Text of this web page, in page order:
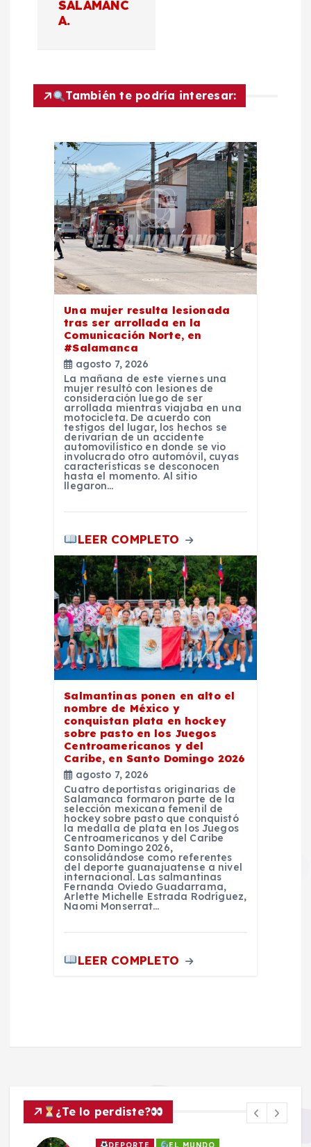
n
SALAMANC
A.
También te podría interesar:
Una mujer resulta lesionada
tras ser arrollada en la
Comunicación Norte, en
#Salamanca
agosto 7, 2026
La mañana de este viernes una
mujer resultó con lesiones de
consideración luego de ser
arrollada mientras viajaba en una
motocicleta. De acuerdo con
testigos del lugar, los hechos se
derivarían de un accidente
automovilístico en donde se vio
involucrado otro automóvil, cuyas
características se desconocen
hasta el momento. Al sitio
llegaron…
LEER COMPLETO
Salmantinas ponen en alto el
nombre de México y
conquistan plata en hockey
sobre pasto en los Juegos
Centroamericanos y del
Caribe, en Santo Domingo 2026
agosto 7, 2026
Cuatro deportistas originarias de
Salamanca formaron parte de la
selección mexicana femenil de
hockey sobre pasto que conquistó
la medalla de plata en los Juegos
Centroamericanos y del Caribe
Santo Domingo 2026,
consolidándose como referentes
del deporte guanajuatense a nivel
internacional. Las salmantinas
Fernanda Oviedo Guadarrama,
Arlette Michelle Estrada Rodríguez,
Naomi Monserrat…
LEER COMPLETO
¿Te lo perdiste?
DEPORTE EL MUNDO